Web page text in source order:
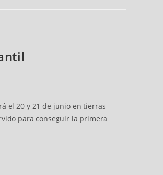
el 20 y 21 de junio en tierras
para conseguir la primera